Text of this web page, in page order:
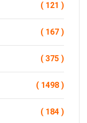
( 121 )
( 167 )
( 375 )
( 1498 )
( 184 )